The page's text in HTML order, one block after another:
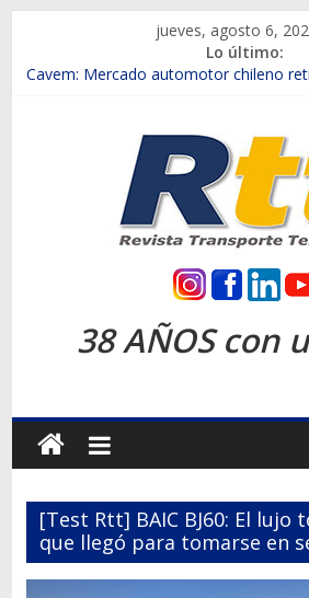
contenido
jueves, agosto 6,
Lo último:
Chile es el primer mercado
Salfa suma vehículos electrificados de
Samex amplía su red con nuevas
SINOTRUK Pick-ups presentó la recién
la Expo Compras Públicas 2026
Revista
Transporte
Terrestre
Autos,
camiones,
motos,
38 AÑOS con
[Test Rtt] BAIC BJ60: El lujo
que llegó para tomarse en